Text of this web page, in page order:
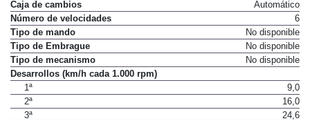
Caja de cambios
Automático
Número de velocidades
6
Tipo de mando
No disponible
Tipo de Embrague
No disponible
Tipo de mecanismo
Desarrollos (km/h cada 1.000 rpm)
1ª
9,0
2ª
16,0